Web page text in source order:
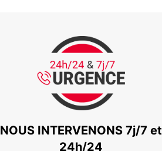
NOUS INTERVENONS 7j/7 et
24h/24